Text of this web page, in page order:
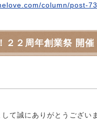
column/post-
２２周年創業祭 開
して誠にありがとうござい